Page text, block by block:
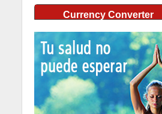
Currency Converter